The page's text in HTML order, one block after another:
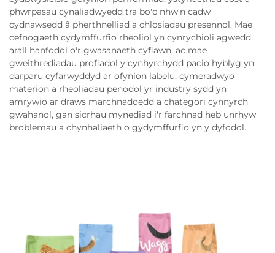
phwrpasau cynaliadwyedd tra bo'c nhw'n cadw
cydnawsedd â pherthnelliad a chlosiadau presennol. Mae
cefnogaeth cydymffurfio rheoliol yn cynrychioli agwedd
arall hanfodol o'r gwasanaeth cyflawn, ac mae
gweithrediadau profiadol y cynhyrchydd pacio hyblyg yn
darparu cyfarwyddyd ar ofynion labelu, cymeradwyo
materion a rheoliadau penodol yr industry sydd yn
amrywio ar draws marchnadoedd a chategori cynnyrch
gwahanol, gan sicrhau mynediad i'r farchnad heb unrhyw
broblemau a chynhaliaeth o gydymffurfio yn y dyfodol.